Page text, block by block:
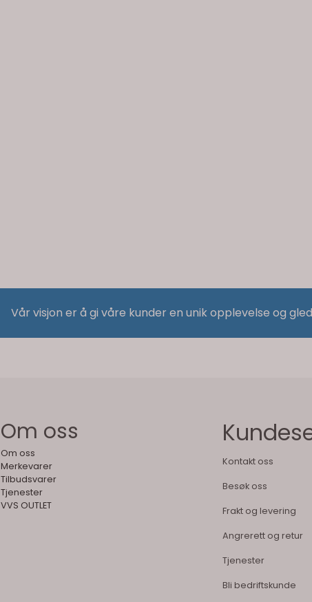
Vår visjon er å gi våre kunder en unik opplevelse og
Om oss
Om oss
Merkevarer
Tilbudsvarer
Tjenester
VVS OUTLET
Kontakt oss
Besøk oss
Frakt og levering
Angrerett og retur
Tjenester
Bli bedriftskunde